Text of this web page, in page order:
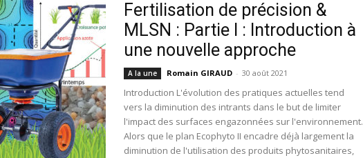
Fertilisation de précision &
MLSN : Partie I : Introduction à
une nouvelle approche
A la une Romain GIRAUD - 30 août 2021
Introduction L'évolution des pratiques actuelles tend
vers la diminution des intrants dans le but de limiter
l'impact des surfaces engazonnées sur l'environnement.
Alors que le plan Ecophyto II encadre déjà largement la
diminution de l'utilisation des produits phytosanitaires,